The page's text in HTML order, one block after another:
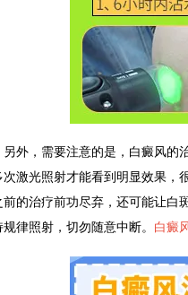
，需要注意的是，白癜风的治
次激光照射才能看到明显效果，
前的治疗前功尽弃，还可能让白
规律照射，切勿随意中断。 白癜